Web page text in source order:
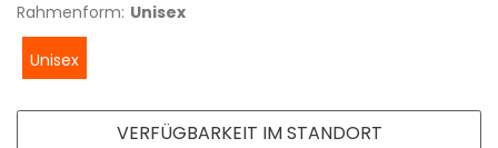
Rahmenform: Unisex
Unisex
VERFÜGBARKEIT IM STANDORT